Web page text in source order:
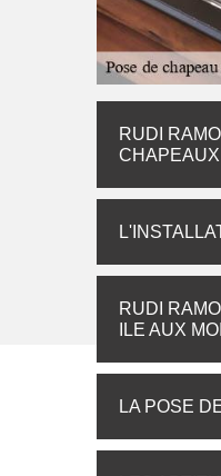
RUDI
RUDI
ILE AUX
LA POSE